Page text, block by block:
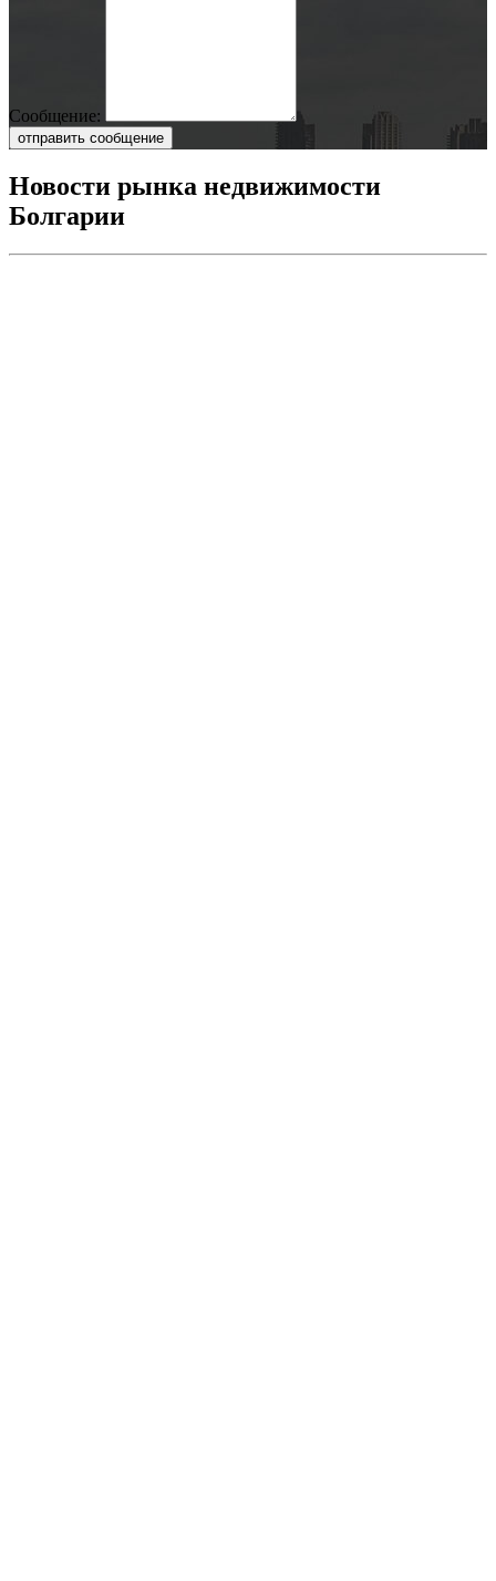
Сообщение:
отправить сообщение
Новости рынка недвижимости
Болгарии